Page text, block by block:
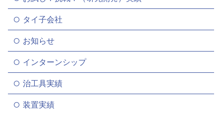
タイ子会社
お知らせ
インターンシップ
治工具実績
装置実績